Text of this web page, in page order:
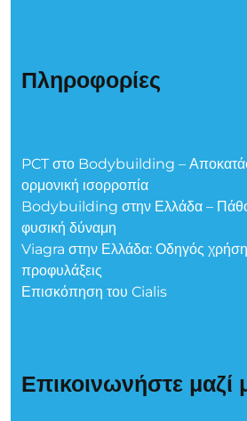
Πληροφορίες
PCT στο Bodybuilding –
ορμονική ισορροπία
Bodybuilding στην Ελλάδα –
φυσική δύναμη
Viagra στην Ελλάδα: Οδηγός
προφυλάξεις
Επισκόπηση του Cialis
Επικοινωνήστε μαζί